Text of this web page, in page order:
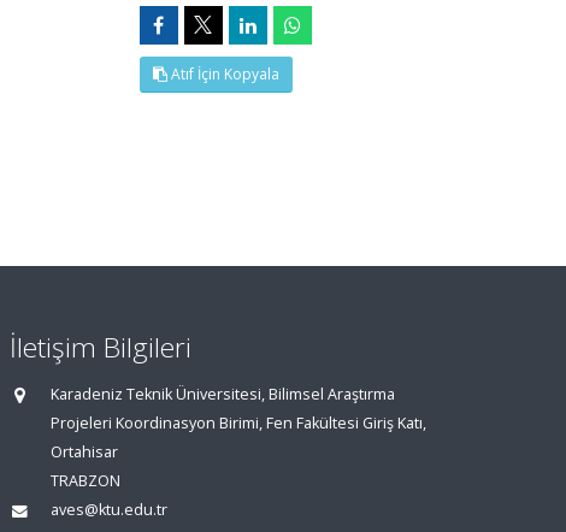
Atıf İçin Kopyala
İletişim Bilgileri
Karadeniz Teknik Üniversitesi, Bilimsel Araştırma
Projeleri Koordinasyon Birimi, Fen Fakültesi Giriş Katı,
Ortahisar
TRABZON
aves@ktu.edu.tr